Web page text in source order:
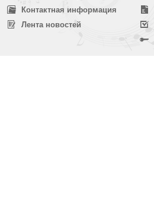
Контактная информация
Лента новостей